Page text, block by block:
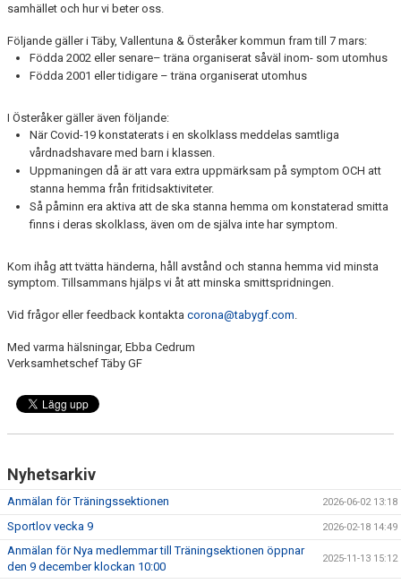
FÖR LEDARE
ARRANGEMANG/LÄGER
samhället och hur vi beter oss.
Följande gäller i Täby, Vallentuna & Österåker kommun fram till 7 mars:
Födda 2002 eller senare– träna organiserat såväl inom- som utomhus
Födda 2001 eller tidigare – träna organiserat utomhus
I Österåker gäller även följande:
När Covid-19 konstaterats i en skolklass meddelas samtliga
vårdnadshavare med barn i klassen.
Uppmaningen då är att vara extra uppmärksam på symptom OCH att
stanna hemma från fritidsaktiviteter.
Så påminn era aktiva att de ska stanna hemma om konstaterad smitta
finns i deras skolklass, även om de själva inte har symptom.
Kom ihåg att tvätta händerna, håll avstånd och stanna hemma vid minsta
symptom. Tillsammans hjälps vi åt att minska smittspridningen.
Vid frågor eller feedback kontakta corona@tabygf.com.
Med varma hälsningar, Ebba Cedrum
Verksamhetschef Täby GF
Nyhetsarkiv
Anmälan för Träningssektionen 2026-06-02 13:18
Sportlov vecka 9 2026-02-18 14:49
Anmälan för Nya medlemmar till Träningsektionen öppnar
den 9 december klockan 10:00
2025-11-13 15:12